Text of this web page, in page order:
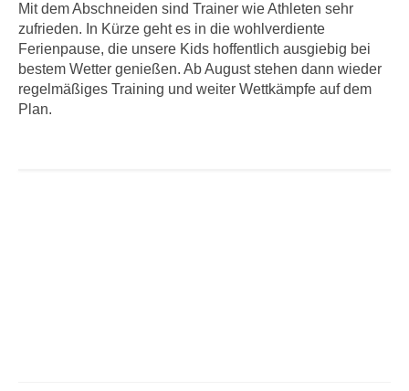
Mit dem Abschneiden sind Trainer wie Athleten sehr
zufrieden. In Kürze geht es in die wohlverdiente
Ferienpause, die unsere Kids hoffentlich ausgiebig bei
bestem Wetter genießen. Ab August stehen dann wieder
regelmäßiges Training und weiter Wettkämpfe auf dem
Plan.